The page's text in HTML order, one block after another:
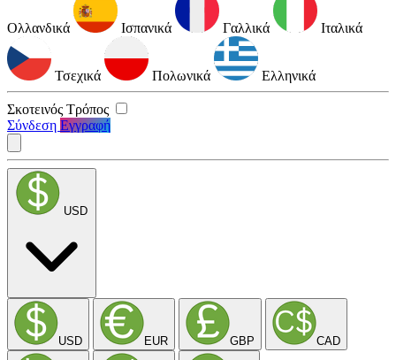
Ολλανδικά Ισπανικά Γαλλικά Ιταλικά
Τσεχικά Πολωνικά Ελληνικά
Σκοτεινός Τρόπος
Σύνδεση Εγγραφή
USD
USD EUR GBP CAD